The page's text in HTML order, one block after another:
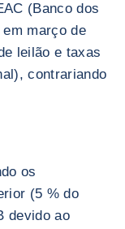
(Banco dos
março de
leilão e taxas
contrariando
os
(5 % do
devido ao